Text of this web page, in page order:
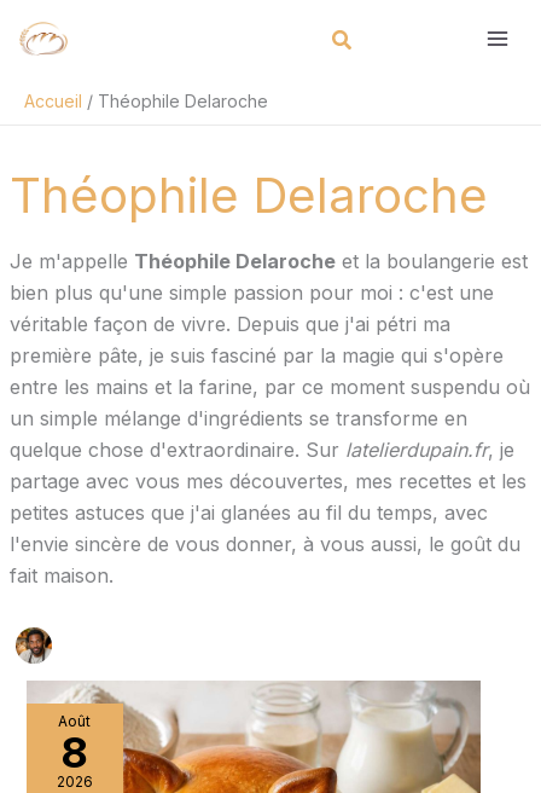
Accueil
Théophile Delaroche
Théophile Delaroche
Je m'appelle Théophile Delarocheet la boulangerie est
bien plus qu'une simple passion pour moi : c'est une
véritable façon de vivre. Depuis que j'ai pétri ma
première pâte, je suis fasciné par la magie qui s'opère
entre les mains et la farine, par ce moment suspendu où
un simple mélange d'ingrédients se transforme en
quelque chose d'extraordinaire. Sur latelierdupain.fr, je
partage avec vous mes découvertes, mes recettes et les
petites astuces que j'ai glanées au fil du temps, avec
l'envie sincère de vous donner, à vous aussi, le goût du
fait maison.
Août
8
2026